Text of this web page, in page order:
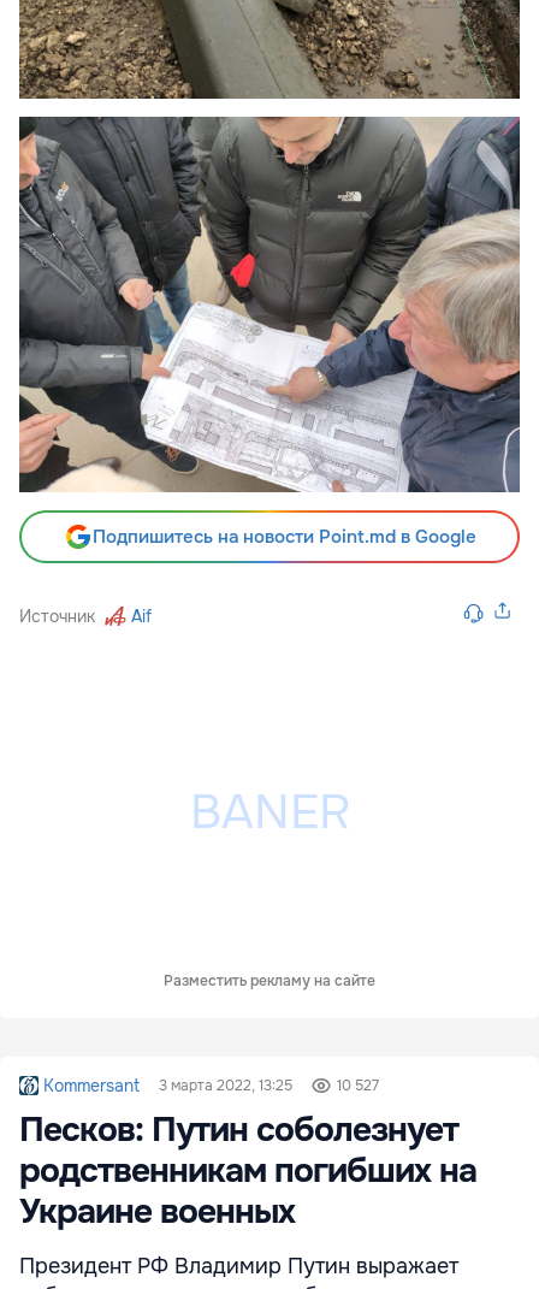
Подпишитесь на новости Point.md в Google
Источник Aif
Разместить рекламу на сайте
Kommersant 3 марта 2022, 13:25 10 527
Песков: Путин соболезнует
родственникам погибших на
Украине военных
Президент РФ Владимир Путин выражает